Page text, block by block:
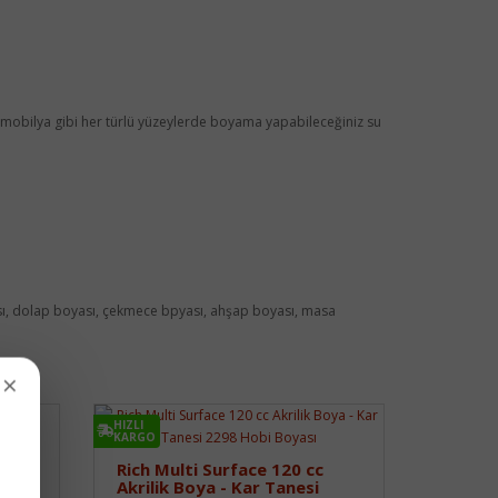
gibi her türlü yüzeylerde boyama yapabileceğiniz su
boyası, çekmece bpyası, ahşap boyası, masa
HIZLI
KARGO
Rich Multi Surface 120 cc
Akrilik Boya - Kar Tanesi
×